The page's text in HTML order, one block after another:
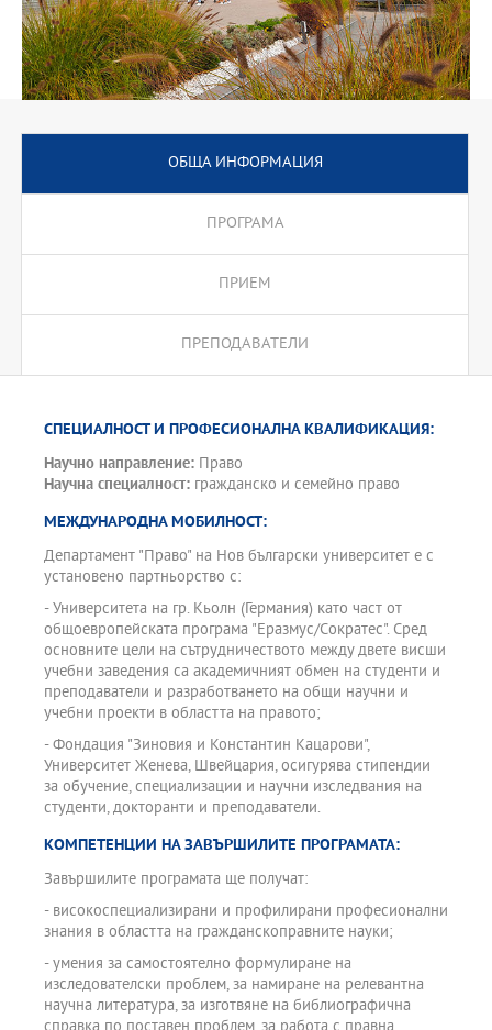
ОБЩА ИНФОРМАЦИЯ
ПРОГРАМА
ПРИЕМ
ПРЕПОДАВАТЕЛИ
СПЕЦИАЛНОСТ И ПРОФЕСИОНАЛНА КВАЛИФИКАЦИЯ:
Научно направление: Право
Научна специалност: гражданско и семейно право
МЕЖДУНАРОДНА МОБИЛНОСТ:
Департамент "Право" на Нов български университет е с
установено партньорство с:
- Университета на гр. Кьолн (Германия) като част от
общоевропейската програма "Еразмус/Сократес". Сред
основните цели на сътрудничеството между двете висши
учебни заведения са академичният обмен на студенти и
преподаватели и разработването на общи научни и
учебни проекти в областта на правото;
- Фондация "Зиновия и Константин Кацарови",
Университет Женева, Швейцария, осигурява стипендии
за обучение, специализации и научни изследвания на
студенти, докторанти и преподаватели.
КОМПЕТЕНЦИИ НА ЗАВЪРШИЛИТЕ ПРОГРАМАТА:
Завършилите програмата ще получат:
- високоспециализирани и профилирани професионални
знания в областта на гражданскоправните науки;
- умения за самостоятелно формулиране на
изследователски проблем, за намиране на релевантна
научна литература, за изготвяне на библиографична